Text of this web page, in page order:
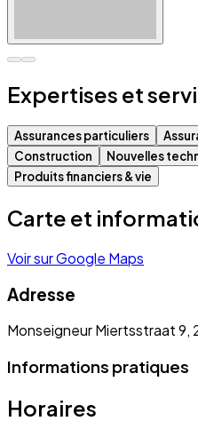
Expertises et
Assurances particuliers
Construction
Nouvelles
Produits financiers & vie
Carte et
Voir sur Google Maps
Adresse
Monseigneur Miertsstraat 9,
Informations pratiques
Horaires